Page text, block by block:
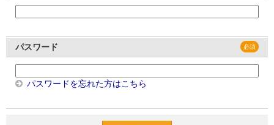
パスワード
パスワードを忘れた方はこちら